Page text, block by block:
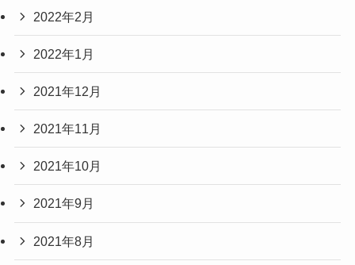
2022年2月
2022年1月
2021年12月
2021年11月
2021年10月
2021年9月
2021年8月